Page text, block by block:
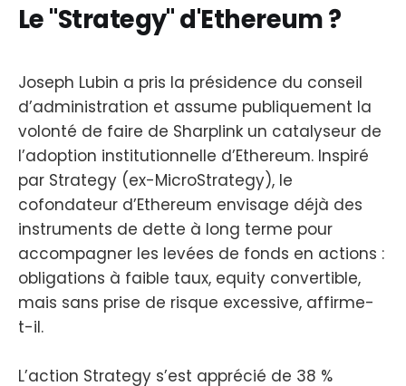
Le "Strategy" d'Ethereum ?
Joseph Lubin a pris la présidence du conseil
d’administration et assume publiquement la
volonté de faire de Sharplink un catalyseur de
l’adoption institutionnelle d’Ethereum. Inspiré
par Strategy (ex-MicroStrategy), le
cofondateur d’Ethereum envisage déjà des
instruments de dette à long terme pour
accompagner les levées de fonds en actions :
obligations à faible taux, equity convertible,
mais sans prise de risque excessive, affirme-
t-il.
L’action Strategy s’est apprécié de 38 %